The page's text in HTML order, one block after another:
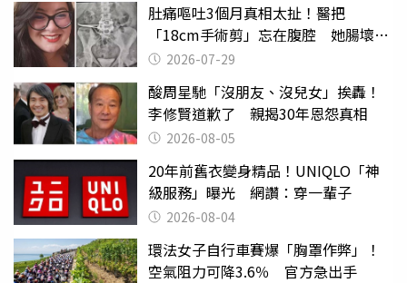
肚痛嘔吐3個月真相太扯！醫把
「18cm手術剪」忘在腹腔 她腸壞死
險喪命
2026-07-29
酸周星馳「沒朋友、沒兒女」挨轟！
李修賢道歉了 親揭30年恩怨真相
2026-08-05
20年前舊衣變身精品！UNIQLO「神
級服務」曝光 網讚：穿一輩子
2026-08-04
環法女子自行車賽爆「胸罩作弊」！
空氣阻力可降3.6％ 官方急出手